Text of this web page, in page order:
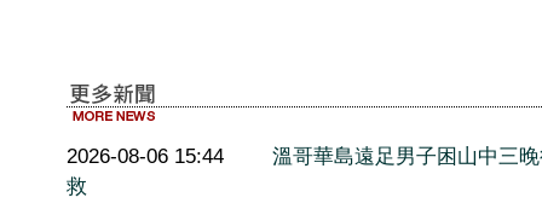
2026-08-06 15:44
溫哥華島遠足男子困山中三
救